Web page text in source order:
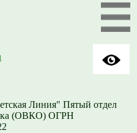
Линия" Пятый отдел
(ОВКО) ОГРН